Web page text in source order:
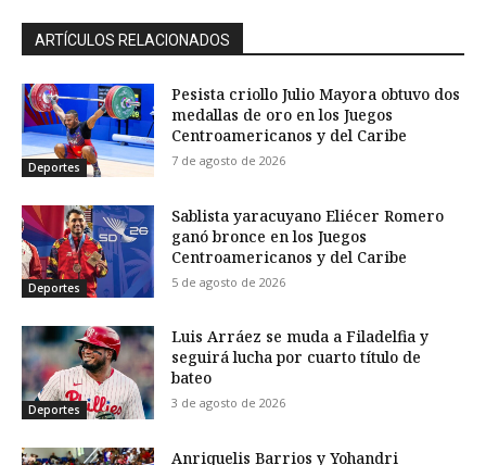
ARTÍCULOS RELACIONADOS
Deportes
Pesista criollo Julio Mayora obtuvo dos
medallas de oro en los Juegos
Centroamericanos y del Caribe
7 de agosto de 2026
Deportes
Sablista yaracuyano Eliécer Romero
ganó bronce en los Juegos
Centroamericanos y del Caribe
5 de agosto de 2026
Deportes
Luis Arráez se muda a Filadelfia y
seguirá lucha por cuarto título de
bateo
3 de agosto de 2026
Anriquelis Barrios y Yohandri